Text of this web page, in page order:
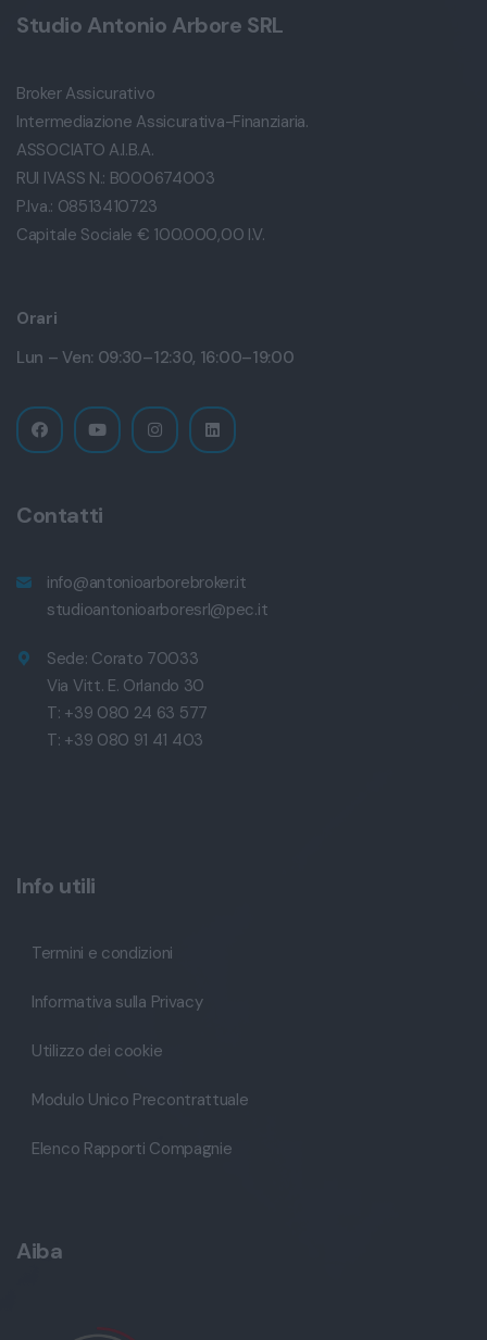
Studio Antonio Arbore SRL
Broker Assicurativo
Intermediazione Assicurativa-Finanziaria.
ASSOCIATO A.I.B.A.
RUI IVASS N.: B000674003
P.Iva.: 08513410723
Capitale Sociale € 100.000,00 I.V.
Orari
Lun – Ven: 09:30–12:30, 16:00–19:00
Contatti
info@antonioarborebroker.it
studioantonioarboresrl@pec.it
Sede: Corato 70033
Via Vitt. E. Orlando 30
T: +39 080 24 63 577
T: +39 080 91 41 403
Info utili
Termini e condizioni
Informativa sulla Privacy
Utilizzo dei cookie
Modulo Unico Precontrattuale
Elenco Rapporti Compagnie
Aiba